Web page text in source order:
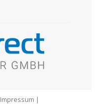
Impressum |